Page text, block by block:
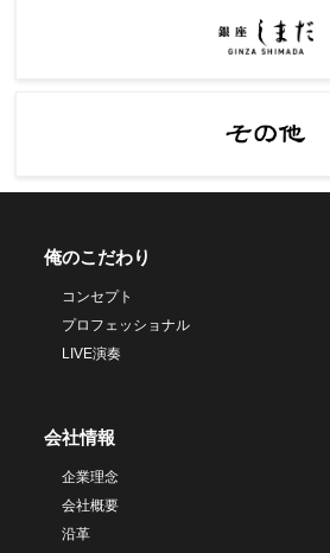
俺のこだわり
コンセプト
プロフェッショナル
LIVE演奏
会社情報
企業理念
会社概要
沿革